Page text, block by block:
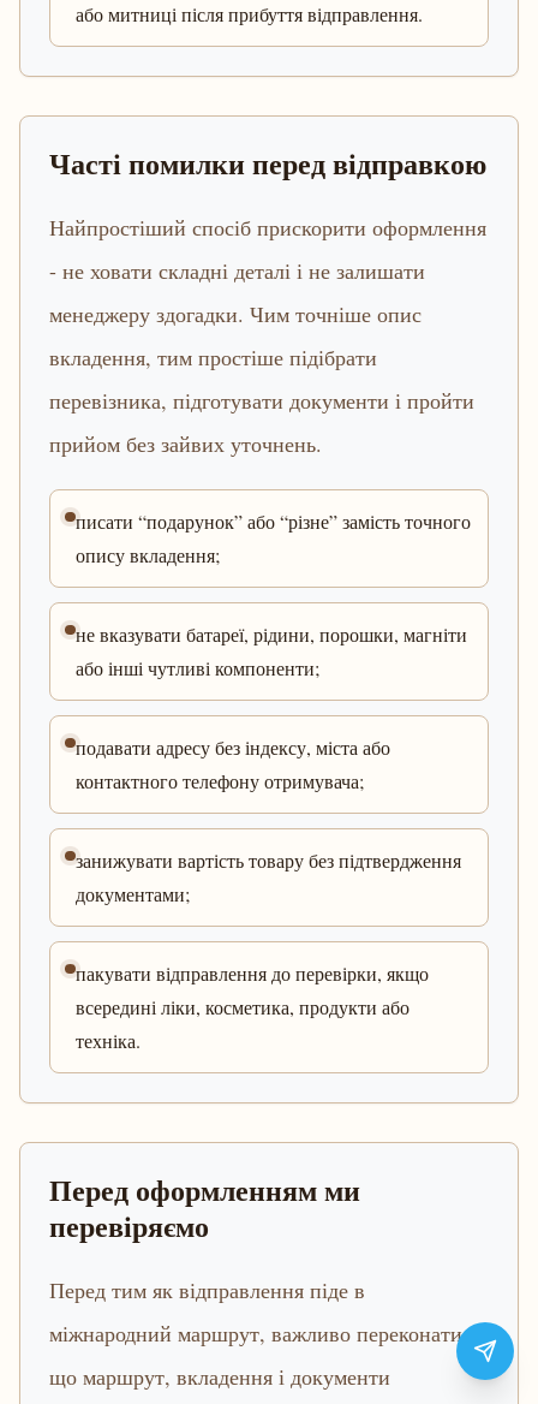
або митниці після прибуття відправлення.
Часті помилки перед відправкою
Найпростіший спосіб прискорити оформлення
- не ховати складні деталі і не залишати
менеджеру здогадки. Чим точніше опис
вкладення, тим простіше підібрати
перевізника, підготувати документи і пройти
прийом без зайвих уточнень.
писати “подарунок” або “різне” замість точного
опису вкладення;
не вказувати батареї, рідини, порошки, магніти
або інші чутливі компоненти;
подавати адресу без індексу, міста або
контактного телефону отримувача;
занижувати вартість товару без підтвердження
документами;
пакувати відправлення до перевірки, якщо
всередині ліки, косметика, продукти або
техніка.
Перед оформленням ми
перевіряємо
Перед тим як відправлення піде в
міжнародний маршрут, важливо переконатися,
що маршрут, вкладення і документи